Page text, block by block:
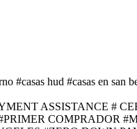
#casas hud #casas en
COMPRADOR